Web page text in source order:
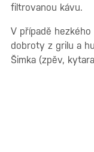
filtrovanou kávu.
V případě
dobroty z grilu a
Šimka (zpěv,